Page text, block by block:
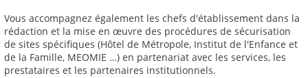
Vous accompagnez également les chefs d'établissement dans la
rédaction et la mise en œuvre des procédures de sécurisation
de sites spécifiques (Hôtel de Métropole, Institut de l'Enfance et
de la Famille, MEOMIE …) en partenariat avec les services, les
prestataires et les partenaires institutionnels.